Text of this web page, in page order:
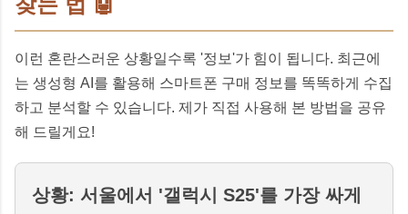
이런 혼란스러운 상황일수록 '정보'가 힘이 됩니다. 최근에
는 생성형 AI를 활용해 스마트폰 구매 정보를 똑똑하게 수집
하고 분석할 수 있습니다. 제가 직접 사용해 본 방법을 공유
해 드릴게요!
상황: 서울에서 '갤럭시 S25'를 가장 싸게